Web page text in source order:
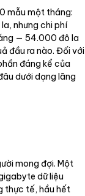
mẫu một tháng:
nhưng chi phí
— 54.000 đô la
đầu ra nào. Đối với
đáng kể của
dưới dạng lãng
mong đợi. Một
dữ liệu
thực tế, hầu hết